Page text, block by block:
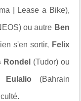
| Lease a Bike),
ou autre Ben
s'en sortir, Felix
Rondel (Tudor) ou
Eulalio (Bahrain